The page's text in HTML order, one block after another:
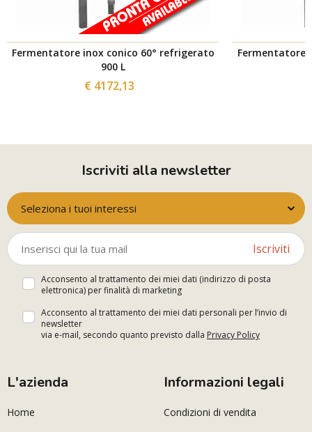
Fermentatore inox conico 60° refrigerato
900 L
€ 4172,13
Fermentatore
Iscriviti alla newsletter
Seleziona i tuoi interessi
Iscriviti
Acconsento al trattamento dei miei dati (indirizzo di posta
elettronica) per finalità di marketing
Acconsento al trattamento dei miei dati personali per l’invio di
newsletter
via e-mail, secondo quanto previsto dalla Privacy Policy
L'azienda
Home
Informazioni legali
Condizioni di vendita